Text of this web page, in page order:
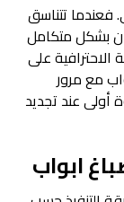
فعندما تتناسق
بشكل متكامل
الاحترافية على
مع مرور
أولى عند تجديد
ابواب